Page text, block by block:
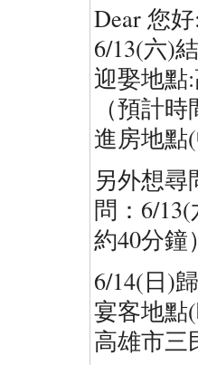
Dear 您
6/13(六)
迎娶地點
（預計
進房地點
另外想
問：6/
約40分鐘）
6/14(日)
宴客地點
高雄市三